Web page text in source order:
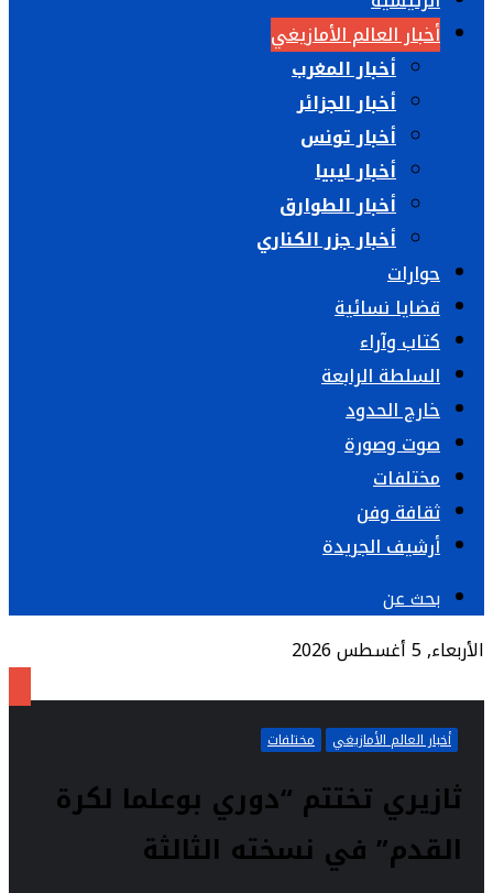
أخبار العالم الأمازيغي
أخبار المغرب
أخبار الجزائر
أخبار تونس
أخبار ليبيا
أخبار الطوارق
أخبار جزر الكناري
حوارات
قضايا نسائية
كتاب وآراء
السلطة الرابعة
خارج الحدود
صوت وصورة
مختلفات
ثقافة وفن
أرشيف الجريدة
بحث عن
الأربعاء, 5 أغسطس 2026
أخبار العالم الأمازيغي مختلفات
ثازيري تختتم “دوري بوعلما لكرة
القدم” في نسخته الثالثة